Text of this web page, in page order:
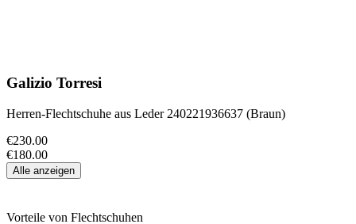
Galizio Torresi
Herren-Flechtschuhe aus Leder 240221936637 (Braun)
€230.00
€180.00
Alle anzeigen
Vorteile von Flechtschuhen